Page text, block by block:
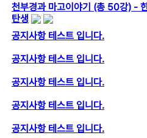
천부경과 마고이야기 (총 50강) -
탄생
공지사항 테스트 입니다.
공지사항 테스트 입니다.
공지사항 테스트 입니다.
공지사항 테스트 입니다.
공지사항 테스트 입니다.